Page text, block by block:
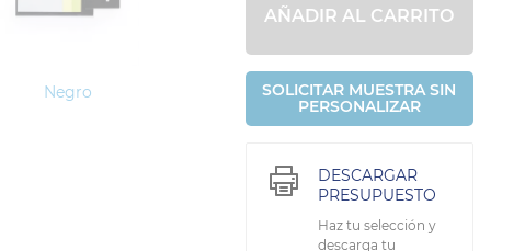
Negro
AÑADIR AL CARRITO
SOLICITAR MUESTRA SIN
PERSONALIZAR
DESCARGAR
PRESUPUESTO
Haz tu selección y
descarga tu